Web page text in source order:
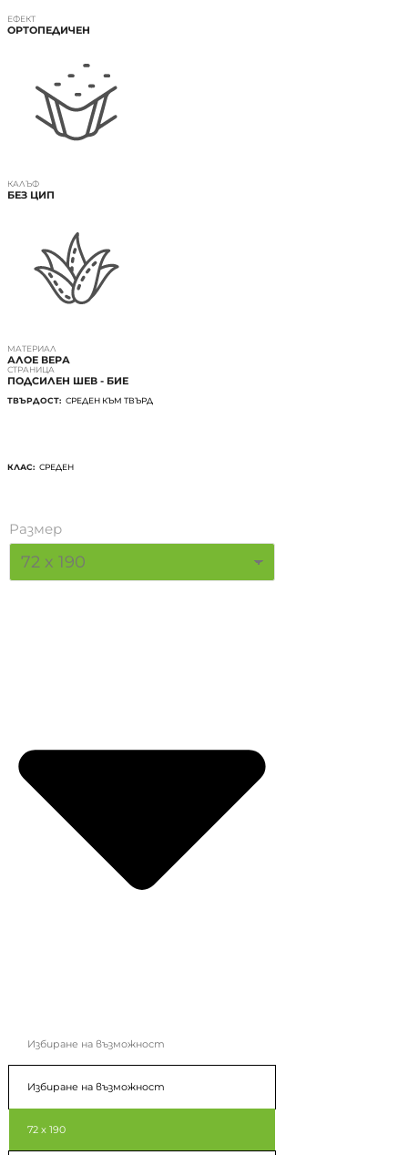
ЕФЕКТ
ОРТОПЕДИЧЕН
КАЛЪФ
БЕЗ ЦИП
МАТЕРИАЛ
АЛОЕ ВЕРА
СТРАНИЦА
ПОДСИЛЕН ШЕВ - БИЕ
ТВЪРДОСТ: СРЕДЕН КЪМ ТВЪРД
КЛАС: СРЕДЕН
Размер
Избиране на възможност
Избиране на възможност
72 x 190